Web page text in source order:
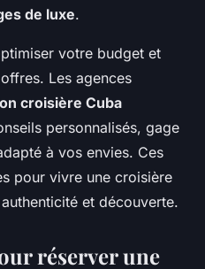
de luxe.
votre budget et
Les agences
croisière Cuba
personnalisés, gage
à vos envies. Ces
pour vivre une croisière
et découverte.
réserver une